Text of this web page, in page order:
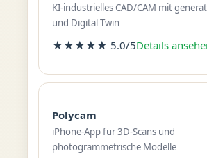
KI-industrielles CAD/CAM mit
und Digital Twin
★★★★★ 5.0/5Details
Polycam
iPhone-App für 3D-Scans und
photogrammetrische Modelle